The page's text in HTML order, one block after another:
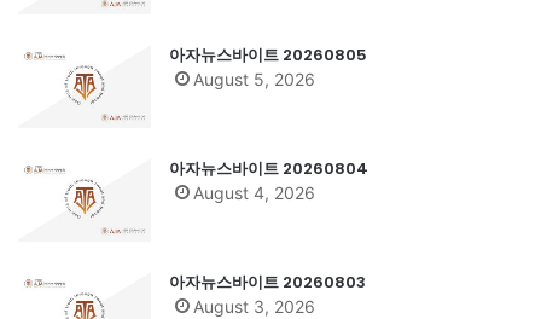
아자뉴스바이트 20260805
August 5, 2026
아자뉴스바이트 20260804
August 4, 2026
아자뉴스바이트 20260803
August 3, 2026